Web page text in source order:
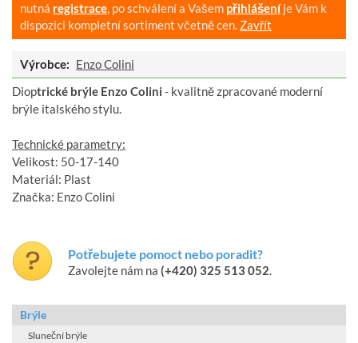
nutná registrace, po schválení a Vašem přihlášeníje Vám k
dispozici kompletní sortiment včetně cen. Zavřít
Výrobce: Enzo Colini
Dioptrické brýle Enzo Colini - kvalitně zpracované moderní
brýle italského stylu.
Technické parametry:
Velikost: 50-17-140
Materiál: Plast
Značka: Enzo Colini
Potřebujete pomoct nebo poradit?
Zavolejte nám na (+420) 325 513 052.
Brýle
Sluneční brýle